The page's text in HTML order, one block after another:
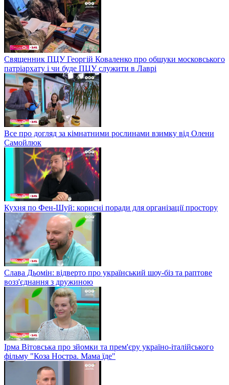
Священник ПЦУ Георгій Коваленко про обшуки московського
патріархату і чи буде ПЦУ служити в Лаврі
Все про догляд за кімнатними рослинами взимку від Олени
Самойлюк
Кухня по Фен-Шуй: корисні поради для організації простору
Слава Дьомін: відверто про український шоу-біз та раптове
возз'єднання з дружиною
Ірма Вітовська про зйомки та прем'єру україно-італійського
фільму "Коза Ностра. Мама їде"